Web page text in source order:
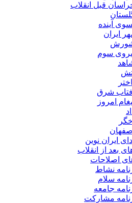
قبل انقلاب
آینده
ایران
شورش
سوم
شرق
امروز
ایران نوین
بعد از انقلاب
اصلاحات
نشاط
سلام
جامعه
مشارکت